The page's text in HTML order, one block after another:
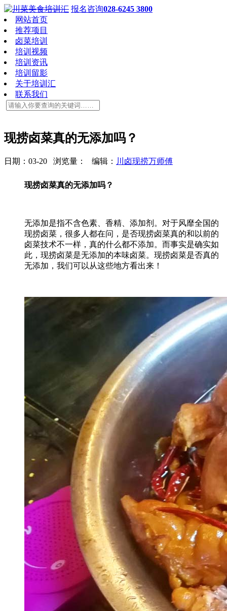
报名咨询028-6245 3800
网站首页
推荐项目
卤菜培训
培训视频
培训资讯
培训留影
关于培训汇
联系我们
现捞卤菜真的无添加吗？
日期：03-20 浏览量： 编辑： 川卤现捞万师傅
现捞卤菜真的无添加吗？
无添加是指不含色素、香精、添加剂。对于风靡全国的
现捞卤菜，很多人都在问，是否现捞卤菜真的和以前的
卤菜技术不一样，真的什么都不添加。而事实是确实如
此，现捞卤菜是无添加的本味卤菜。现捞卤菜是否真的
无添加，我们可以从这些地方看出来！